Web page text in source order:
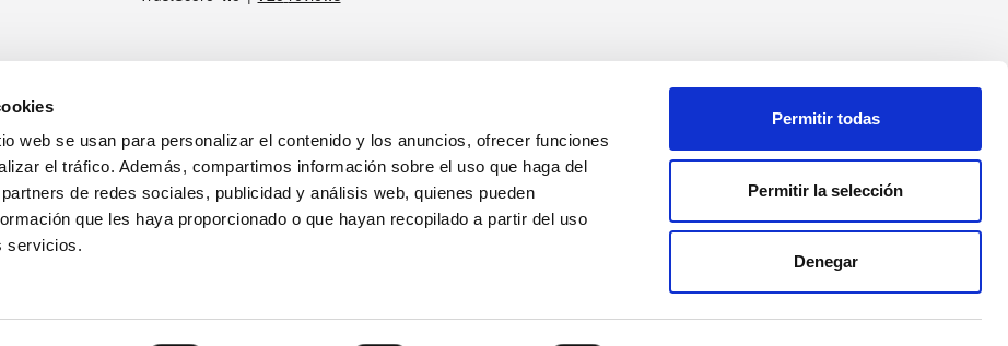
web se usan para personalizar el contenido y los anuncios, ofrecer funciones
el tráfico. Además, compartimos información sobre el uso que haga del
de redes sociales, publicidad y análisis web, quienes pueden
que les haya proporcionado o que hayan recopilado a partir del uso
servicios.
Permitir todas
Permitir la selección
Denegar
(Madrid)
el tratamiento de los datos personales
Retirada de productos
MIEMBRO DE